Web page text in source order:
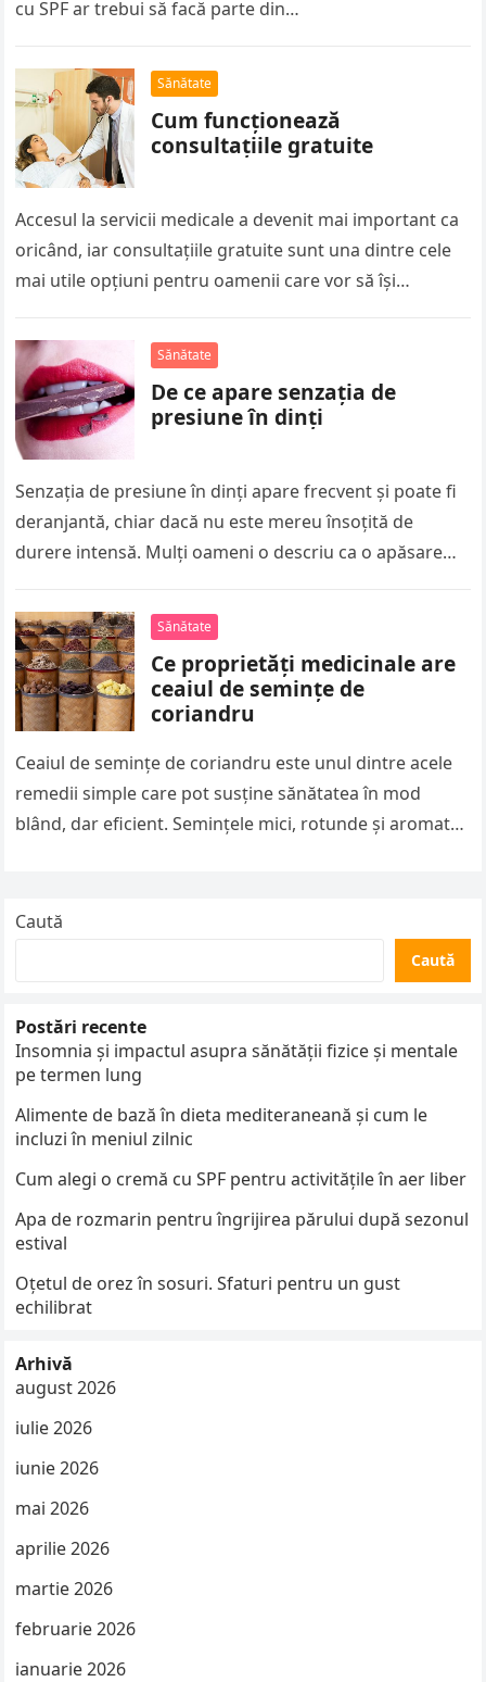
cu SPF ar trebui să facă parte din…
Sănătate
Cum funcționează
consultațiile gratuite
Accesul la servicii medicale a devenit mai important ca
oricând, iar consultațiile gratuite sunt una dintre cele
mai utile opțiuni pentru oamenii care vor să își
Sănătate
De ce apare senzația de
presiune în dinți
Senzația de presiune în dinți apare frecvent și poate fi
deranjantă, chiar dacă nu este mereu însoțită de
durere intensă. Mulți oameni o descriu ca o apăsare…
Sănătate
Ce proprietăți medicinale are
ceaiul de semințe de
coriandru
Ceaiul de semințe de coriandru este unul dintre acele
remedii simple care pot susține sănătatea în mod
blând, dar eficient. Semințele mici, rotunde și aromate
Caută
Caută
Postări recente
Insomnia și impactul asupra sănătății fizice și mentale
pe termen lung
Alimente de bază în dieta mediteraneană și cum le
incluzi în meniul zilnic
Cum alegi o cremă cu SPF pentru activitățile în aer liber
Apa de rozmarin pentru îngrijirea părului după sezonul
estival
Oțetul de orez în sosuri. Sfaturi pentru un gust
echilibrat
Arhivă
august 2026
iulie 2026
iunie 2026
mai 2026
aprilie 2026
martie 2026
februarie 2026
ianuarie 2026